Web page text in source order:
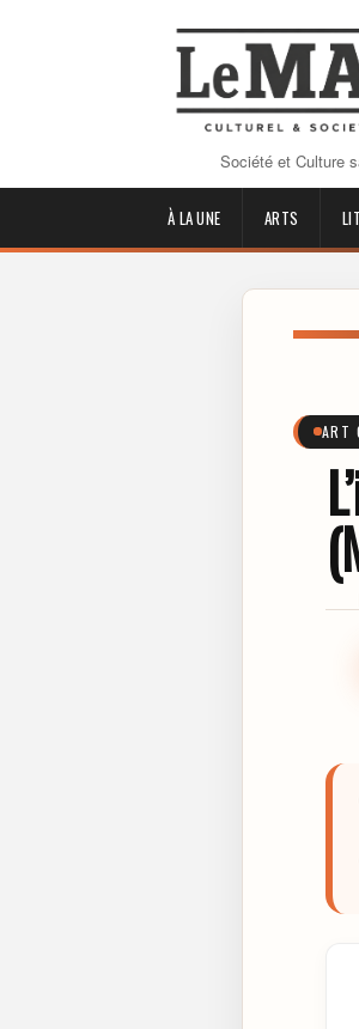
Société et Culture
À LA UNE ARTS
ART